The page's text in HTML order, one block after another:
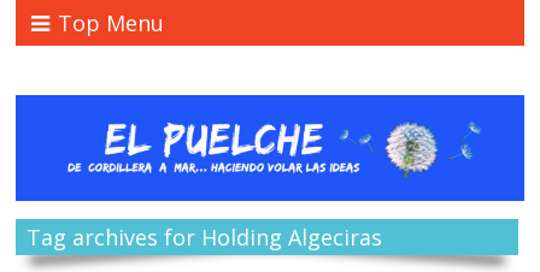
Top Menu
Tag archives for Holding Algeciras